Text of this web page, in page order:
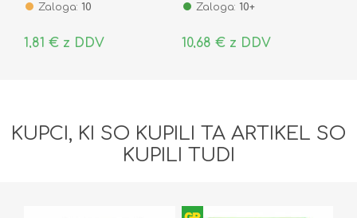
Zaloga: 10
1,81 € z DDV
Zaloga: 10+
10,68 € z DDV
KUPCI, KI SO KUPILI TA ARTIKEL SO
KUPILI TUDI